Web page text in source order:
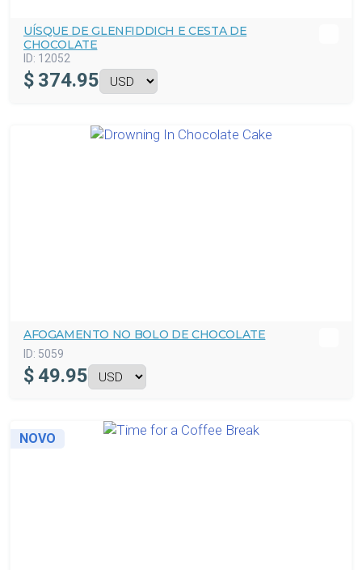
UÍSQUE DE GLENFIDDICH E CESTA DE
CHOCOLATE
ID: 12052
$ 374.95
AFOGAMENTO NO BOLO DE CHOCOLATE
ID: 5059
$ 49.95
NOVO